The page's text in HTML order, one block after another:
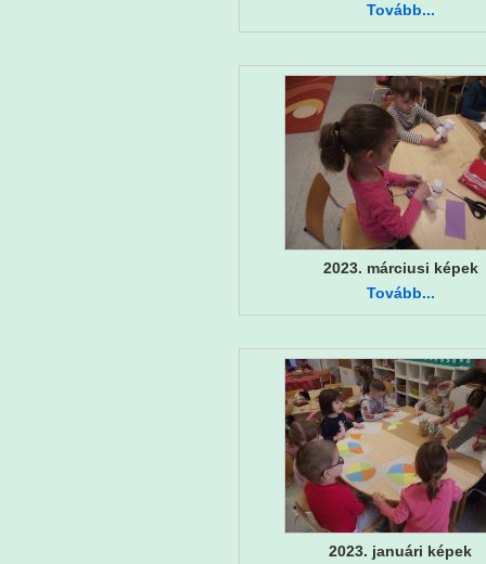
Tovább...
2023. márciusi képek
Tovább...
2023. januári képek